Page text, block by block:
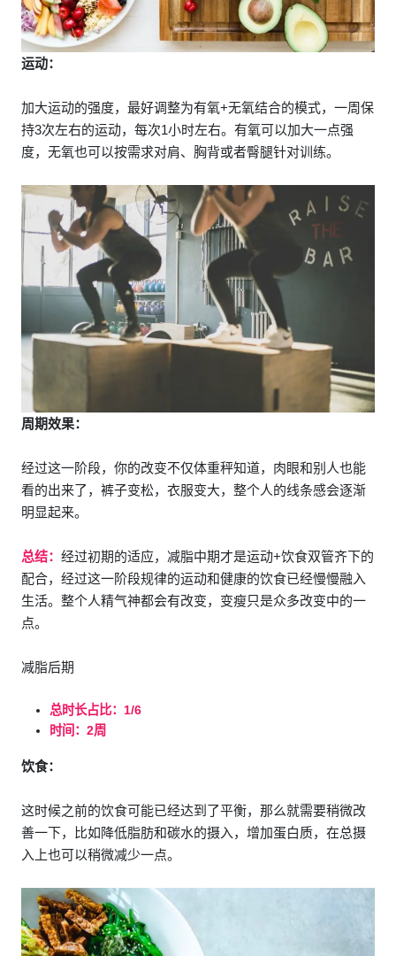
运动：
加大运动的强度，最好调整为有氧+无氧结合的模式，一周保
持3次左右的运动，每次1小时左右。有氧可以加大一点强
度，无氧也可以按需求对肩、胸背或者臀腿针对训练。
周期效果：
经过这一阶段，你的改变不仅体重秤知道，肉眼和别人也能
看的出来了，裤子变松，衣服变大，整个人的线条感会逐渐
明显起来。
总结： 经过初期的适应，减脂中期才是运动+饮食双管齐下的
配合，经过这一阶段规律的运动和健康的饮食已经慢慢融入
生活。整个人精气神都会有改变，变瘦只是众多改变中的一
点。
减脂后期
总时长占比：1/6
时间：2周
饮食：
这时候之前的饮食可能已经达到了平衡，那么就需要稍微改
善一下，比如降低脂肪和碳水的摄入，增加蛋白质，在总摄
入上也可以稍微减少一点。